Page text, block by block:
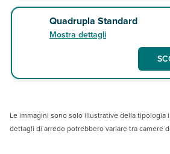
Quadrupla Standard
Mostra dettagli
Le immagini sono solo illustrative della tipologia
dettagli di arredo potrebbero variare tra camere